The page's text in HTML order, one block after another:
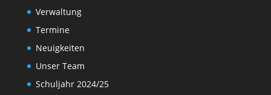
Verwaltung
Termine
Neuigkeiten
Unser Team
Schuljahr 2024/25